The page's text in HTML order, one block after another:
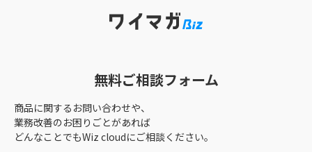
無料ご相談フォーム
商品に関するお問い合わせや、
業務改善のお困りごとがあれば
どんなことでもWiz cloudにご相談ください。